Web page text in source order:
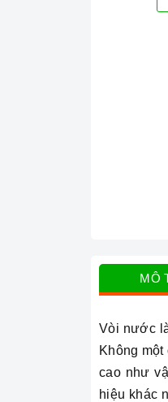
MÔ
Vòi nước
Không
cao như
hiệu khác